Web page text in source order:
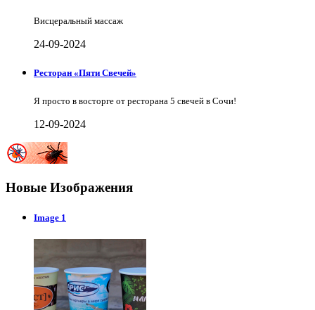
Висцеральный массаж
24-09-2024
Ресторан «Пяти Свечей»
Я просто в восторге от ресторана 5 свечей в Сочи!
12-09-2024
Новые Изображения
Image 1